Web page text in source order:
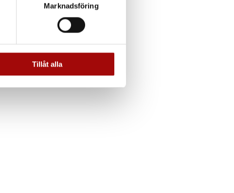
detaljsektionen. Du kan ändra
information från din enhet
tur kombinera informationen
deras tjänster.
Marknadsföring
Tillåt alla